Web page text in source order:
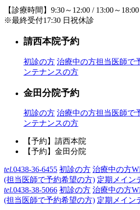
【診療時間】9:30～12:00 / 13:00～18:00
※最終受付17:30 日祝休診
請西本院予約
初診の方 治療中の方担当医師で
ンテナンスの方
金田分院予約
初診の方 治療中の方担当医師で
ンテナンスの方
【予約】請西本院
【予約】金田分院
tel.0438-36-6455 初診の方 治療中の方
(担当医師で予約希望の方) 定期メイン
tel.0438-38-5066 初診の方 治療中の方
(担当医師で予約希望の方) 定期メイン